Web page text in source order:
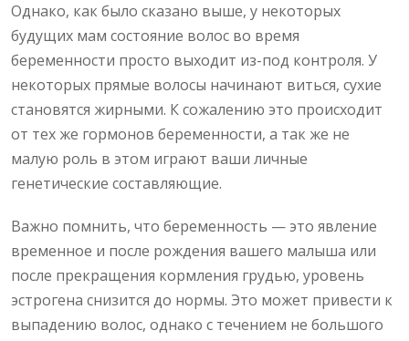
Однако, как было сказано выше, у некоторых
будущих мам состояние волос во время
беременности просто выходит из-под контроля. У
некоторых прямые волосы начинают виться, сухие
становятся жирными. К сожалению это происходит
от тех же гормонов беременности, а так же не
малую роль в этом играют ваши личные
генетические составляющие.
Важно помнить, что беременность — это явление
временное и после рождения вашего малыша или
после прекращения кормления грудью, уровень
эстрогена снизится до нормы. Это может привести к
выпадению волос, однако с течением не большого